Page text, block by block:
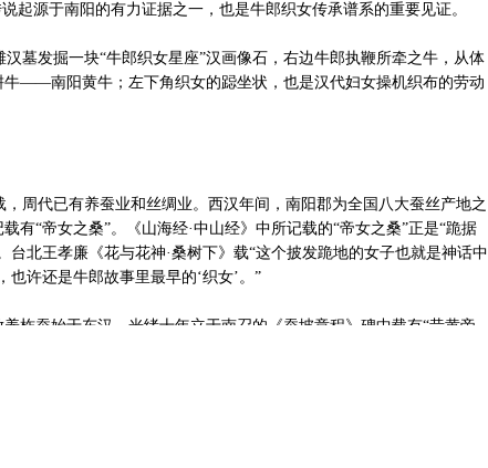
起源于南阳的有力证据之一，也是牛郎织女传承谱系的重要见证。
墓发掘一块“牛郎织女星座”汉画像石，右边牛郎执鞭所牵之牛，从体
——南阳黄牛；左下角织女的跽坐状，也是汉代妇女操机织布的劳动
周代已有养蚕业和丝绸业。西汉年间，南阳郡为全国八大蚕丝产地之
有“帝女之桑”。《山海经·中山经》中所记载的“帝女之桑”正是“跪据
台北王孝廉《花与花神·桑树下》载“这个披发跪地的女子也就是神话中
也许还是牛郎故事里最早的‘织女’。”
柞蚕始于东汉。光绪十年立于南召的《蚕坡章程》碑中载有“昔黄帝